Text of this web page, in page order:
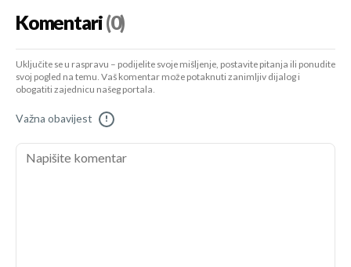
Komentari(0)
Uključite se u raspravu – podijelite svoje mišljenje, postavite pitanja ili ponudite
svoj pogled na temu. Vaš komentar može potaknuti zanimljiv dijalog i
obogatiti zajednicu našeg portala.
Važna obavijest !